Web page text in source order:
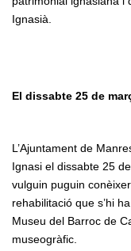
Ignasià.
El dissabte 25 de
L’Ajuntament de
Ignasi el dissabte 25
vulguin puguin
rehabilitació que s’hi
Museu del Barroc de
museogràfic.